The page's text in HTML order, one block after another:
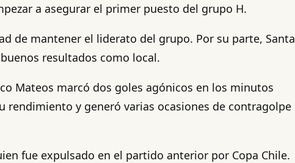
a asegurar el primer puesto del grupo H.
de mantener el liderato del grupo. Por su parte, Santa
resultados como local.
Mateos marcó dos goles agónicos en los minutos
rendimiento y generó varias ocasiones de contragolpe
fue expulsado en el partido anterior por Copa Chile.